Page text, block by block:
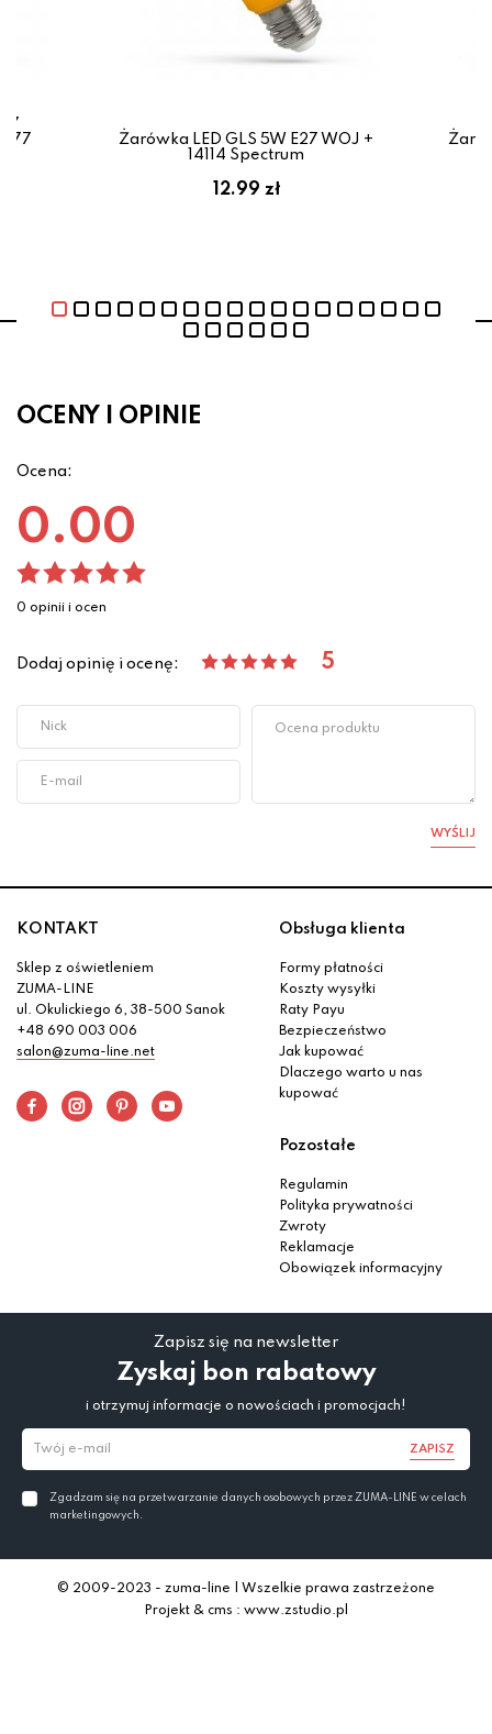
Żarówka LED GLS 5W E27 WOJ +
14114 Spectrum
12.99 zł
OCENY I OPINIE
Ocena:
0.00
0 opinii i ocen
Dodaj opinię i ocenę: 5
WYŚLIJ
KONTAKT
Sklep z oświetleniem
ZUMA-LINE
ul. Okulickiego 6, 38-500 Sanok
+48 690 003 006
salon@zuma-line.net
Obsługa klienta
Formy płatności
Koszty wysyłki
Raty Payu
Bezpieczeństwo
Jak kupować
Dlaczego warto u nas
kupować
Pozostałe
Regulamin
Polityka prywatności
Zwroty
Reklamacje
Obowiązek informacyjny
Zapisz się na newsletter
Zyskaj bon rabatowy
i otrzymuj informacje o nowościach i promocjach!
ZAPISZ
Zgadzam się na przetwarzanie danych osobowych przez ZUMA-LINE w celach
marketingowych.
© 2009-2023 - zuma-line | Wszelkie prawa zastrzeżone
Projekt & cms : www.zstudio.pl